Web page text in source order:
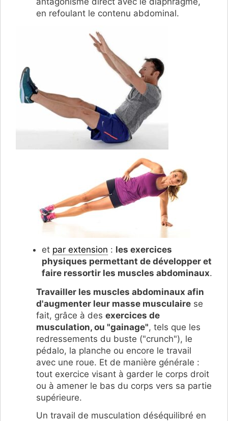
en refoulant le contenu abdominal.
et par extension : les exercices
physiques permettant de développer et
faire ressortir les muscles abdominaux.
Travailler les muscles abdominaux afin
d'augmenter leur masse musculaire se
fait, grâce à des exercices de
musculation, ou "gainage", tels que les
redressements du buste ("crunch"), le
pédalo, la planche ou encore le travail
avec une roue. Et de manière générale :
tout exercice visant à garder le corps droit
ou à amener le bas du corps vers sa partie
supérieure.
Un travail de musculation déséquilibré en